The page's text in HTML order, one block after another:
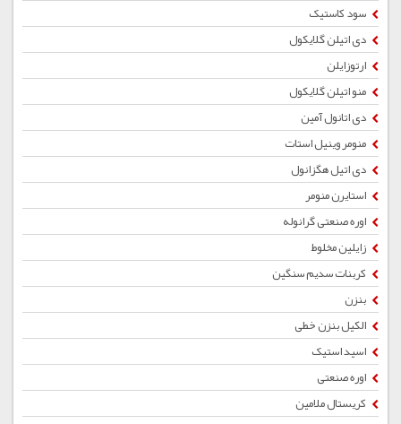
سود کاستیک
دی اتیلن گلایکول
ارتوزایلن
منو اتیلن گلایکول
دی اتانول آمین
منومر وینیل استات
دی اتیل هگزانول
استایرن منومر
اوره صنعتی گرانوله
زایلین مخلوط
کربنات سدیم سنگین
بنزن
الکیل بنزن خطی
اسید استیک
اوره صنعتی
کریستال ملامین